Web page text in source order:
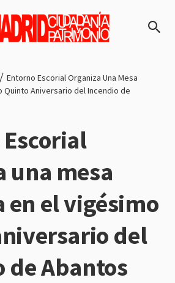
Entorno Escorial Organiza Una Mesa
Quinto Aniversario del Incendio de
una mesa
en el vigésimo
del
de Abantos